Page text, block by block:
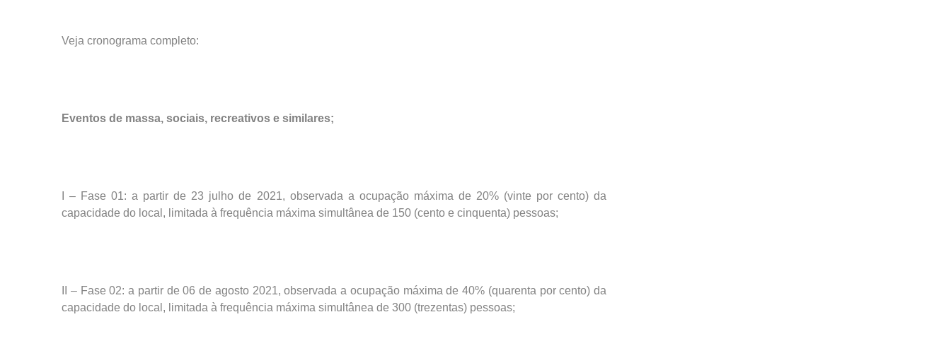
Veja cronograma completo:
Eventos de massa, sociais, recreativos e similares;
I – Fase 01: a partir de 23 julho de 2021, observada a ocupação máxima de 20% (vinte por cento) da
capacidade do local, limitada à frequência máxima simultânea de 150 (cento e cinquenta) pessoas;
II – Fase 02: a partir de 06 de agosto 2021, observada a ocupação máxima de 40% (quarenta por cento) da
capacidade do local, limitada à frequência máxima simultânea de 300 (trezentas) pessoas;